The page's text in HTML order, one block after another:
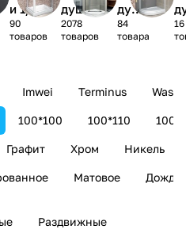
и 1/4
круга
90
товаров
душев
ые
уголк
2078
товаров
душе
вые
угол
84
товара
16
Imwei Terminus
100*100 100*110
Графит Хром Никель
Матовое Дождь
Раздвижные